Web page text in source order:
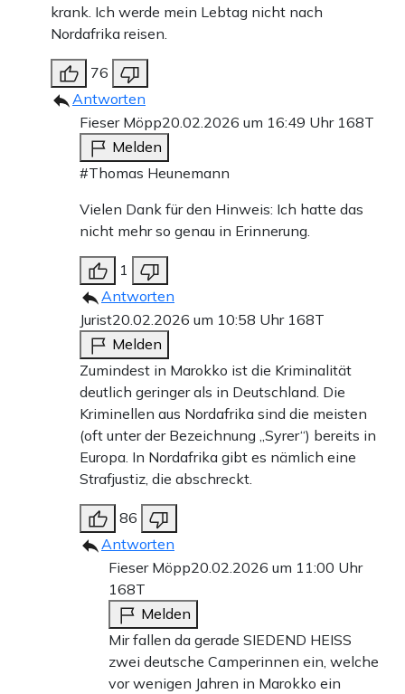
krank. Ich werde mein Lebtag nicht nach
Nordafrika reisen.
76
Antworten
Fieser Möpp20.02.2026 um 16:49 Uhr 168T
Melden
#Thomas Heunemann
Vielen Dank für den Hinweis: Ich hatte das
nicht mehr so genau in Erinnerung.
1
Antworten
Jurist20.02.2026 um 10:58 Uhr 168T
Melden
Zumindest in Marokko ist die Kriminalität
deutlich geringer als in Deutschland. Die
Kriminellen aus Nordafrika sind die meisten
(oft unter der Bezeichnung „Syrer“) bereits in
Europa. In Nordafrika gibt es nämlich eine
Strafjustiz, die abschreckt.
86
Antworten
Fieser Möpp20.02.2026 um 11:00 Uhr
168T
Melden
Mir fallen da gerade SIEDEND HEISS
zwei deutsche Camperinnen ein, welche
vor wenigen Jahren in Marokko ein